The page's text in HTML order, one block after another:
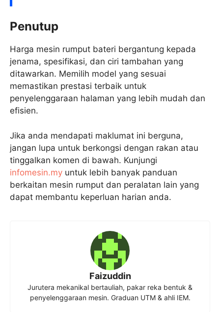
Penutup
Harga mesin rumput bateri bergantung kepada
jenama, spesifikasi, dan ciri tambahan yang
ditawarkan. Memilih model yang sesuai
memastikan prestasi terbaik untuk
penyelenggaraan halaman yang lebih mudah dan
efisien.
Jika anda mendapati maklumat ini berguna,
jangan lupa untuk berkongsi dengan rakan atau
tinggalkan komen di bawah. Kunjungi
infomesin.my untuk lebih banyak panduan
berkaitan mesin rumput dan peralatan lain yang
dapat membantu keperluan harian anda.
Faizuddin
Jurutera mekanikal bertauliah, pakar reka bentuk &
penyelenggaraan mesin. Graduan UTM & ahli IEM.